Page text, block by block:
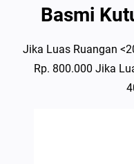
Basmi
Jika Luas Ruangan
Rp. 800.000 Jika